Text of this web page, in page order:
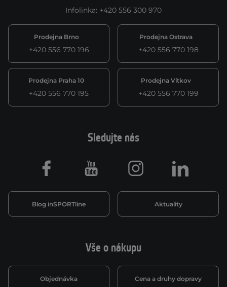
Infolinka: +420 556 300 970
Prodejna Brno
+420 556 770 196
Prodejna Ostrava
+420 556 770 198
Prodejna Praha 10
+420 556 770 195
Prodejna Vítkov
+420 556 770 199
Vše o nákupu
Objednávka Cena a druhy dopravy
Sledujte nás
Blog inSPORTline Aktuality
Facebook Youtube Instagram LinkedIn